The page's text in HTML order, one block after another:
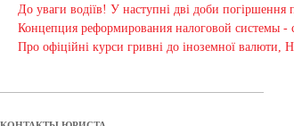
До уваги водіїв! У наступні дві доби погіршення
Концепция реформирования налоговой системы -
Про офіційні курси гривні до іноземної валюти,